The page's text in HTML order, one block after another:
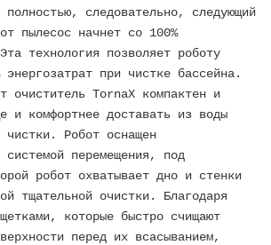
полностью, следовательно, следующий
пылесос начнет со 100%
технология позволяет роботу
энергозатрат при чистке бассейна.
очиститель TornaX компактен и
и комфортнее доставать из воды
чистки. Робот оснащен
системой перемещения, под
робот охватывает дно и стенки
тщательной очистки. Благодаря
которые быстро счищают
перед их всасыванием,